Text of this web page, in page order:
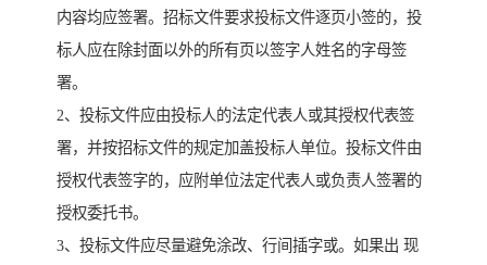
内容均应签署。招标文件要求投标文件逐页小签的，投
标人应在除封面以外的所有页以签字人姓名的字母签
署。
2、投标文件应由投标人的法定代表人或其授权代表签
署，并按招标文件的规定加盖投标人单位。投标文件由
授权代表签字的，应附单位法定代表人或负责人签署的
授权委托书。
3、投标文件应尽量避免涂改、行间插字或。如果出 现